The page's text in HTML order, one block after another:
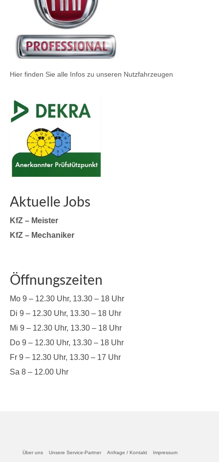
Hier finden Sie alle Infos zu unseren Nutzfahrzeugen
Aktuelle Jobs
KfZ – Meister
KfZ – Mechaniker
Öffnungszeiten
Mo 9 – 12.30 Uhr, 13.30 – 18 Uhr
Di 9 – 12.30 Uhr, 13.30 – 18 Uhr
Mi 9 – 12.30 Uhr, 13.30 – 18 Uhr
Do 9 – 12.30 Uhr, 13.30 – 18 Uhr
Fr 9 – 12.30 Uhr, 13.30 – 17 Uhr
Sa 8 – 12.00 Uhr
Über uns Unsere Service-Partner Anfrage / Kontakt Impressum